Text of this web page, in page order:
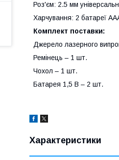
Роз'єм: 2.5 мм
Харчування: 2 батареї
Комплект поставки:
Джерело лазерного
Ремінець – 1 шт.
Чохол – 1 шт.
Батарея 1,5 В – 2 шт.
Характеристики